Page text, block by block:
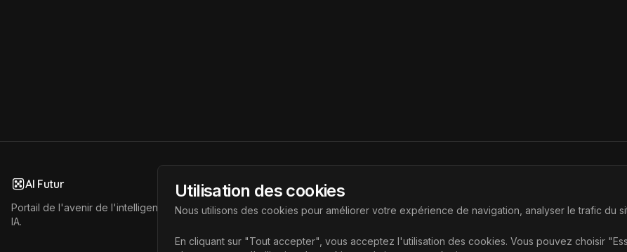
AI Futur
Portail de l'avenir de l'intelligence artificielle, vous aidant à découvrir les dernières technologies
IA.
Accueil
Catégories
Utilisation des cookies
Nous utilisons des cookies pour améliorer votre expérience de navigation, analyser le trafic du
En cliquant sur "Tout accepter", vous acceptez l'utilisation des cookies. Vous pouvez choisir